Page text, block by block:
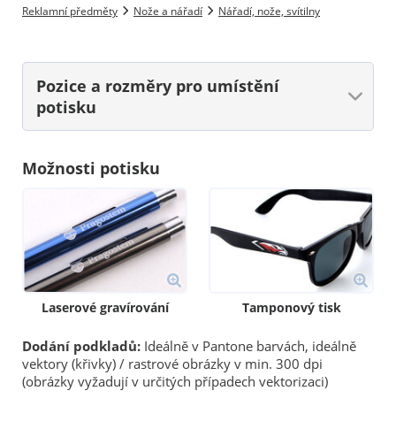
Reklamní předměty Nože a nářadí Nářadí, nože, svítilny
Pozice a rozměry pro umístění
potisku
Možnosti potisku
Laserové gravírování Tamponový tisk
Dodání podkladů: Ideálně v Pantone barvách, ideálně
vektory (křivky) / rastrové obrázky v min. 300 dpi
(obrázky vyžadují v určitých případech vektorizaci)